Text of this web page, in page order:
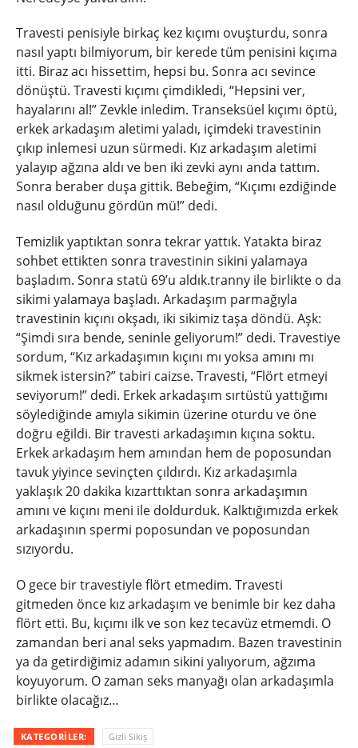
Travesti penisiyle birkaç kez kıçımı ovuşturdu, sonra
nasıl yaptı bilmiyorum, bir kerede tüm penisini kıçıma
itti. Biraz acı hissettim, hepsi bu. Sonra acı sevince
dönüştü. Travesti kıçımı çimdikledi, “Hepsini ver,
hayalarını al!” Zevkle inledim. Transeksüel kıçımı öptü,
erkek arkadaşım aletimi yaladı, içimdeki travestinin
çıkıp inlemesi uzun sürmedi. Kız arkadaşım aletimi
yalayıp ağzına aldı ve ben iki zevki aynı anda tattım.
Sonra beraber duşa gittik. Bebeğim, “Kıçımı ezdiğinde
nasıl olduğunu gördün mü!” dedi.
Temizlik yaptıktan sonra tekrar yattık. Yatakta biraz
sohbet ettikten sonra travestinin sikini yalamaya
başladım. Sonra statü 69’u aldık.tranny ile birlikte o da
sikimi yalamaya başladı. Arkadaşım parmağıyla
travestinin kıçını okşadı, iki sikimiz taşa döndü. Aşk:
“Şimdi sıra bende, seninle geliyorum!” dedi. Travestiye
sordum, “Kız arkadaşımın kıçını mı yoksa amını mı
sikmek istersin?” tabiri caizse. Travesti, “Flört etmeyi
seviyorum!” dedi. Erkek arkadaşım sırtüstü yattığımı
söylediğinde amıyla sikimin üzerine oturdu ve öne
doğru eğildi. Bir travesti arkadaşımın kıçına soktu.
Erkek arkadaşım hem amından hem de poposundan
tavuk yiyince sevinçten çıldırdı. Kız arkadaşımla
yaklaşık 20 dakika kızarttıktan sonra arkadaşımın
amını ve kıçını meni ile doldurduk. Kalktığımızda erkek
arkadaşının spermi poposundan ve poposundan
sızıyordu.
O gece bir travestiyle flört etmedim. Travesti
gitmeden önce kız arkadaşım ve benimle bir kez daha
flört etti. Bu, kıçımı ilk ve son kez tecavüz etmemdi. O
zamandan beri anal seks yapmadım. Bazen travestinin
ya da getirdiğimiz adamın sikini yalıyorum, ağzıma
koyuyorum. O zaman seks manyağı olan arkadaşımla
birlikte olacağız…
KATEGORILER: Gizli Sikiş